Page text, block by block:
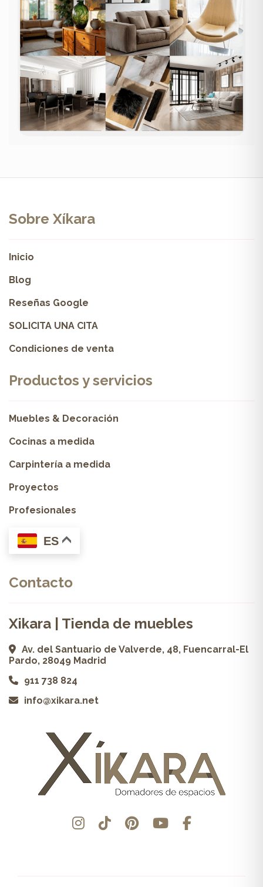
Sobre Xíkara
Inicio
Blog
Reseñas Google
SOLICITA UNA CITA
Condiciones de venta
Productos y servicios
Muebles & Decoración
Cocinas a medida
Carpintería a medida
Proyectos
Profesionales
ES
Contacto
Xikara | Tienda de muebles
Av. del Santuario de Valverde, 48, Fuencarral-El
Pardo, 28049 Madrid
911 738 824
info@xikara.net